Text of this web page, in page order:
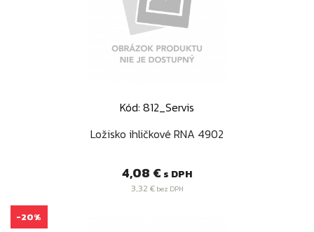
Kód: 812_Servis
Ložisko ihličkové RNA 4902
Cena
4,08 € s DPH
3,32 €bez DPH
-20%